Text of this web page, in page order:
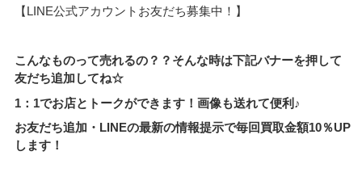
【LINE公式アカウントお友だち募集中！】
こんなものって売れるの？？そんな時は下記バナーを押して
友だち追加してね☆
1：1でお店とトークができます！画像も送れて便利♪
お友だち追加・LINEの最新の情報提示で毎回買取金額10％UP
します！